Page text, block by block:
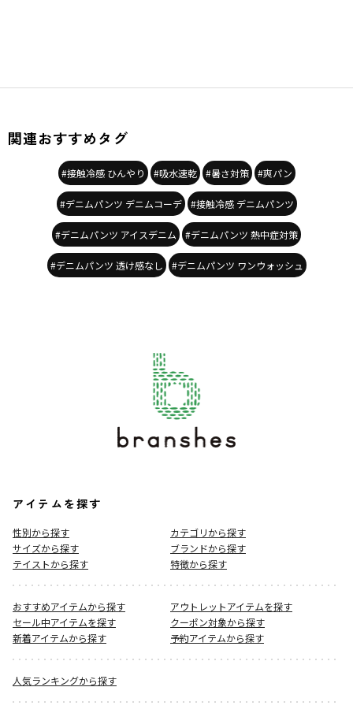
関連おすすめタグ
#接触冷感 ひんやり #吸水速乾 #暑さ対策 #爽パン
#デニムパンツ デニムコーデ #接触冷感 デニムパンツ
#デニムパンツ アイスデニム #デニムパンツ 熱中症対策
#デニムパンツ 透け感なし #デニムパンツ ワンウォッシュ
アイテムを探す
性別から探す
カテゴリから探す
サイズから探す
ブランドから探す
テイストから探す
特徴から探す
おすすめアイテムから探す
アウトレットアイテムを探す
セール中アイテムを探す
クーポン対象から探す
新着アイテムから探す
予約アイテムから探す
人気ランキングから探す